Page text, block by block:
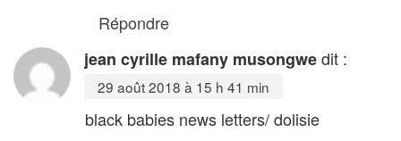
Répondre
jean cyrille mafany musongwedit :
29 août 2018 à 15 h 41 min
black babies news letters/ dolisie